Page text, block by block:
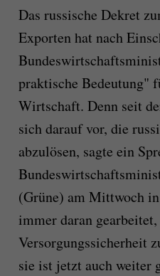
Das russische Dekret
Exporten hat nach
praktische Bedeutung"
Wirtschaft. Denn seit
sich darauf vor, die
abzulösen, sagte ein
(Grüne) am Mittwoch
immer daran
Versorgungssicherheit
sie ist jetzt auch weiter